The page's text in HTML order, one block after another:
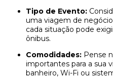
Tipo de Evento:
uma viagem de
cada situação pode
ônibus.
Comodidades: Pense
importantes para a sua
banheiro, Wi-Fi ou